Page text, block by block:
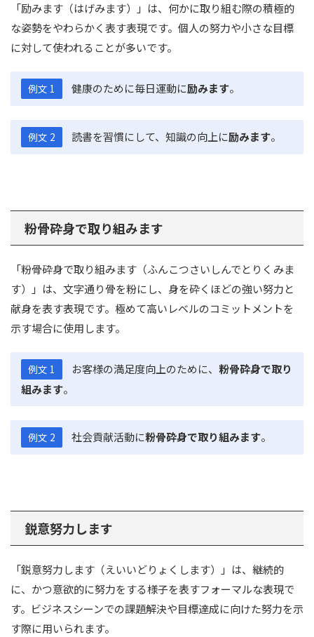
「励みます（はげみます）」は、何かに取り組む際の積極的
な姿勢をやわらかく表す表現です。個人の努力や小さな目標
に対して使われることが多いです。
例文 1 健康のために毎日運動に励みます。
例文 2 読書を習慣にして、知識の向上に励みます。
粉骨砕身で取り組みます
「粉骨砕身で取り組みます（ふんこつさいしんでとりくみま
す）」は、文字通り骨を粉にし、身を砕くほどの強い努力と
献身を表す表現です。極めて高いレベルのコミットメントを
示す場合に使用します。
例文 1 お客様の満足度向上のために、 粉骨砕身で取り
組みます。
例文 2 社会貢献活動に粉骨砕身で取り組みます。
鋭意努力します
「鋭意努力します（えいいどりょくします）」は、継続的
に、かつ意欲的に努力をする様子を表すフォーマルな表現で
す。ビジネスシーンでの課題解決や目標達成に向けた努力を示
す際に用いられます。